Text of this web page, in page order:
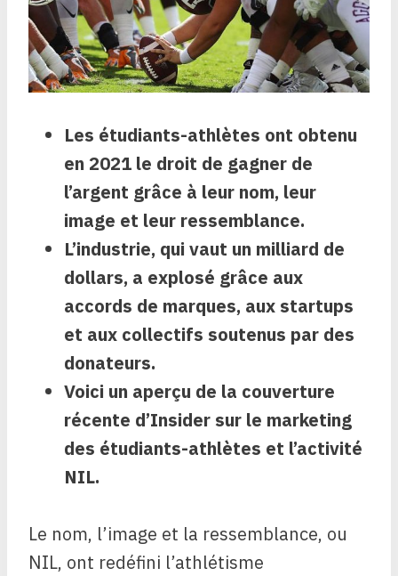
Les étudiants-athlètes ont obtenu
en 2021 le droit de gagner de
l’argent grâce à leur nom, leur
image et leur ressemblance.
L’industrie, qui vaut un milliard de
dollars, a explosé grâce aux
accords de marques, aux startups
et aux collectifs soutenus par des
donateurs.
Voici un aperçu de la couverture
récente d’Insider sur le marketing
des étudiants-athlètes et l’activité
NIL.
Le nom, l’image et la ressemblance, ou
NIL, ont redéfini l’athlétisme